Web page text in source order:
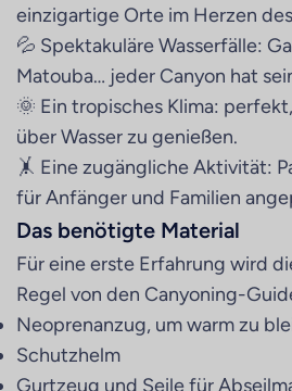
einzigartige Orte im Herzen
💦 Spektakuläre Wasserfälle:
Matouba… jeder Canyon hat
🌞 Ein tropisches Klima:
über Wasser zu genießen.
🤸 Eine zugängliche Aktivität:
für Anfänger und Familien
Das benötigte Material
Für eine erste Erfahrung wird
Regel von den Canyoning-
Neoprenanzug, um warm zu
Schutzhelm
Gurtzeug und Seile für